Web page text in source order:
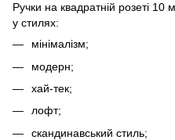
Ручки на квадратній розеті
у стилях:
мінімалізм;
модерн;
хай-тек;
лофт;
скандинавський стиль;